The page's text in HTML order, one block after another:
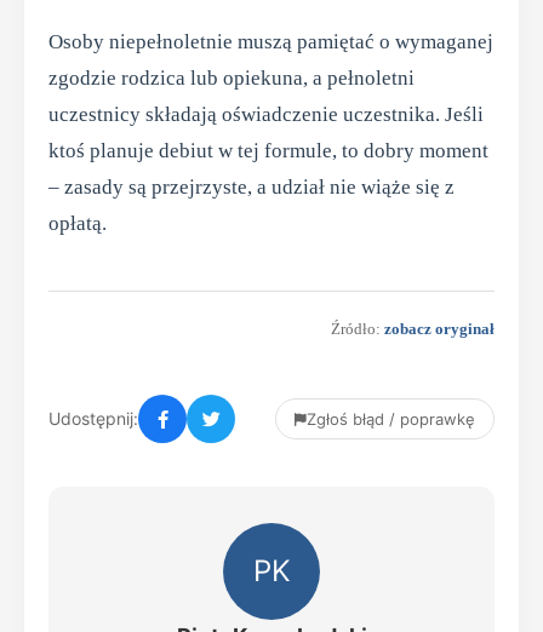
Osoby niepełnoletnie muszą pamiętać o wymaganej
zgodzie rodzica lub opiekuna, a pełnoletni
uczestnicy składają oświadczenie uczestnika. Jeśli
ktoś planuje debiut w tej formule, to dobry moment
– zasady są przejrzyste, a udział nie wiąże się z
opłatą.
Źródło: zobacz oryginał
Udostępnij: Zgłoś błąd / poprawkę
PK